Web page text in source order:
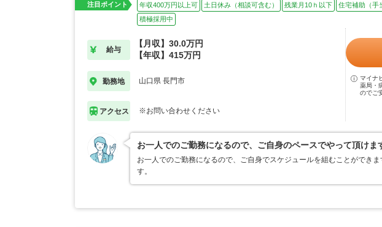
注目ポイント 年収400万円以上可 土日休み（相談可含む） 残業月10ｈ以下 住宅補助（手
積極採用中
給与
【月収】30.0万円
【年収】415万円
勤務地 山口県 長門市
アクセス ※お問い合わせください
マイナ
薬局・
のでご
お一人でのご勤務になるので、ご自身のペースでやって頂けま
お一人でのご勤務になるので、ご自身でスケジュールを組むことができ
す。